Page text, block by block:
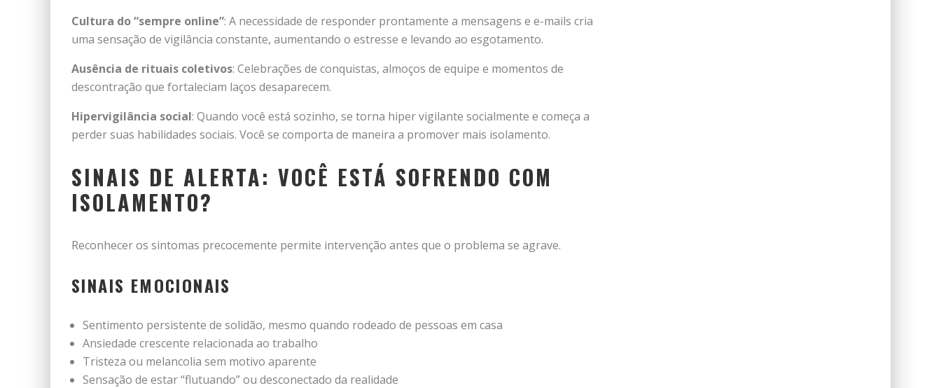
Cultura do “sempre online”: A necessidade de responder prontamente a mensagens e e-mails cria
uma sensação de vigilância constante, aumentando o estresse e levando ao esgotamento.
Ausência de rituais coletivos: Celebrações de conquistas, almoços de equipe e momentos de
descontração que fortaleciam laços desaparecem.
Hipervigilância social: Quando você está sozinho, se torna hiper vigilante socialmente e começa a
perder suas habilidades sociais. Você se comporta de maneira a promover mais isolamento.
SINAIS DE ALERTA: VOCÊ ESTÁ SOFRENDO COM
ISOLAMENTO?
Reconhecer os sintomas precocemente permite intervenção antes que o problema se agrave.
SINAIS EMOCIONAIS
Sentimento persistente de solidão, mesmo quando rodeado de pessoas em casa
Ansiedade crescente relacionada ao trabalho
Tristeza ou melancolia sem motivo aparente
Sensação de estar “flutuando” ou desconectado da realidade